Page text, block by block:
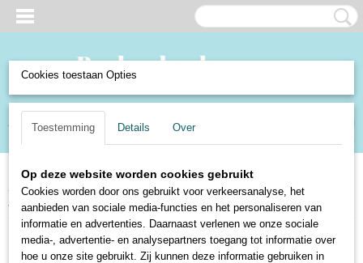
Inloggen Registreren
(0)
Home>Boeken en Strips> Boeken>Schoolboekjes>Buurkinderen I -
Jan Ligthart en H. Scheepstra
Cookies toestaan Opties
Toestemming Details Over
Op deze website worden cookies gebruikt
Cookies worden door ons gebruikt voor verkeersanalyse, het
aanbieden van sociale media-functies en het personaliseren van
informatie en advertenties. Daarnaast verlenen we onze sociale
media-, advertentie- en analysepartners toegang tot informatie over
hoe u onze site gebruikt. Zij kunnen deze informatie gebruiken in